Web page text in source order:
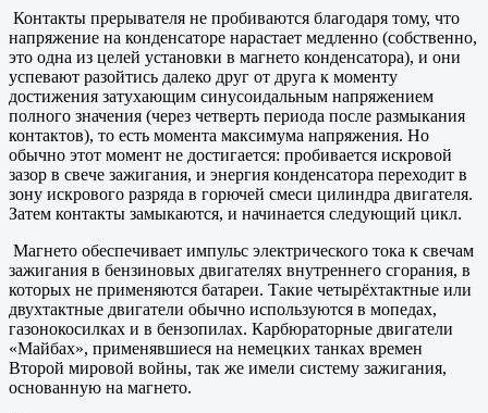
Контакты прерывателя не пробиваются благодаря тому, что
напряжение на конденсаторе нарастает медленно (собственно,
это одна из целей установки в магнето конденсатора), и они
успевают разойтись далеко друг от друга к моменту
достижения затухающим синусоидальным напряжением
полного значения (через четверть периода после размыкания
контактов), то есть момента максимума напряжения. Но
обычно этот момент не достигается: пробивается искровой
зазор в свече зажигания, и энергия конденсатора переходит в
зону искрового разряда в горючей смеси цилиндра двигателя.
Затем контакты замыкаются, и начинается следующий цикл.
Магнето обеспечивает импульс электрического тока к свечам
зажигания в бензиновых двигателях внутреннего сгорания, в
которых не применяются батареи. Такие четырёхтактные или
двухтактные двигатели обычно используются в мопедах,
газонокосилках и в бензопилах. Карбюраторные двигатели
«Майбах», применявшиеся на немецких танках времен
Второй мировой войны, так же имели систему зажигания,
основанную на магнето.